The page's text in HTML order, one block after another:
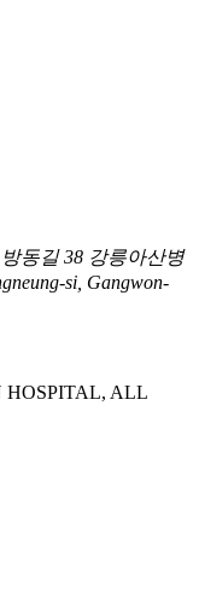
동길 38 강릉아산병
si, Gangwon-
HOSPITAL, ALL